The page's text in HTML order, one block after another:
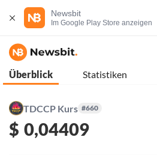
Newsbit
Im Google Play Store anzeigen
Überblick Statistiken
TDCCP Kurs #660
$ 0,04409